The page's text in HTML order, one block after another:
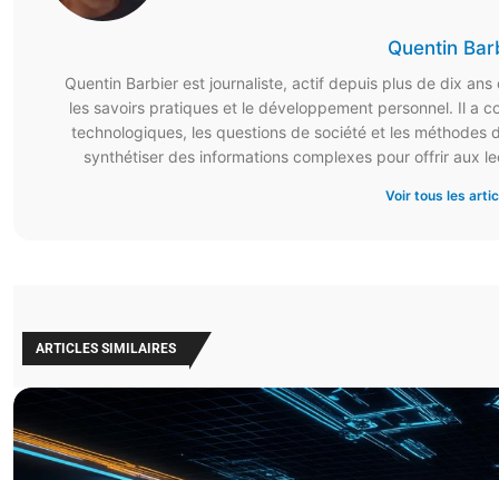
Quentin
Quentin Barbier est journaliste, actif depuis plus de dix
les savoirs pratiques et le développement personnel. Il a
technologiques, les questions de société et les méthodes
synthétiser des informations complexes pour offrir aux
Voir tous les
ARTICLES SIMILAIRES